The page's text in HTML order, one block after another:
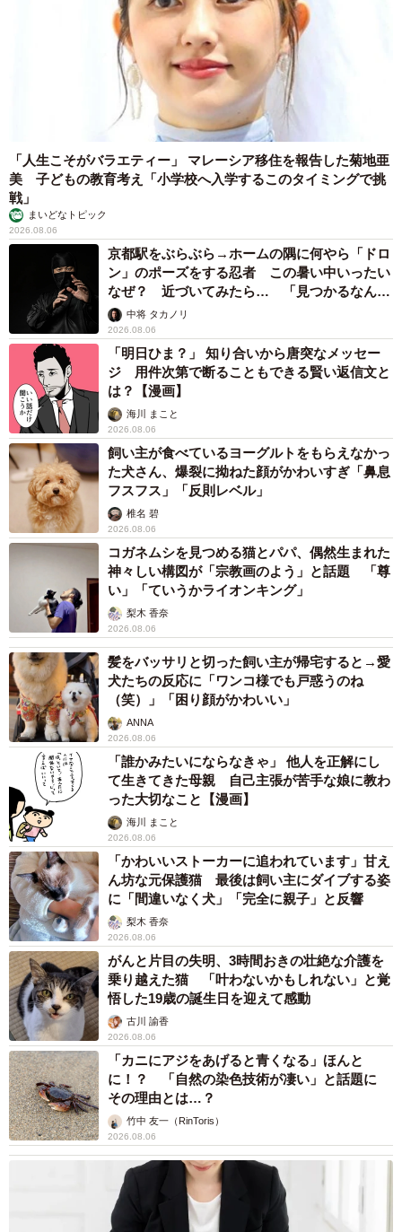
「人生こそがバラエティー」 マレーシア移住を報告した菊地亜
美 子どもの教育考え「小学校へ入学するこのタイミングで挑
戦」
まいどなトピック
2026.08.06
京都駅をぶらぶら→ホームの隅に何やら「ドロ
ン」のポーズをする忍者 この暑い中いったい
なぜ？ 近づいてみたら… 「見つかるなんて
未熟」中将 タカノリ
2026.08.06
「明日ひま？」 知り合いから唐突なメッセー
ジ 用件次第で断ることもできる賢い返信文と
は？【漫画】
海川 まこと
2026.08.06
飼い主が食べているヨーグルトをもらえなかっ
た犬さん、爆裂に拗ねた顔がかわいすぎ「鼻息
フスフス」「反則レベル」
椎名 碧
2026.08.06
コガネムシを見つめる猫とパパ、偶然生まれた
神々しい構図が「宗教画のよう」と話題 「尊
い」「ていうかライオンキング」
梨木 香奈
2026.08.06
髪をバッサリと切った飼い主が帰宅すると→愛
犬たちの反応に「ワンコ様でも戸惑うのね
（笑）」「困り顔がかわいい」
ANNA
2026.08.06
「誰かみたいにならなきゃ」 他人を正解にし
て生きてきた母親 自己主張が苦手な娘に教わ
った大切なこと【漫画】
海川 まこと
2026.08.06
「かわいいストーカーに追われています」甘え
ん坊な元保護猫 最後は飼い主にダイブする姿
に「間違いなく犬」「完全に親子」と反響
梨木 香奈
2026.08.06
がんと片目の失明、3時間おきの壮絶な介護を
乗り越えた猫 「叶わないかもしれない」と覚
悟した19歳の誕生日を迎えて感動
古川 諭香
2026.08.06
「カニにアジをあげると青くなる」ほんと
に！？ 「自然の染色技術が凄い」と話題に
その理由とは…？
竹中 友一（RinToris）
2026.08.06